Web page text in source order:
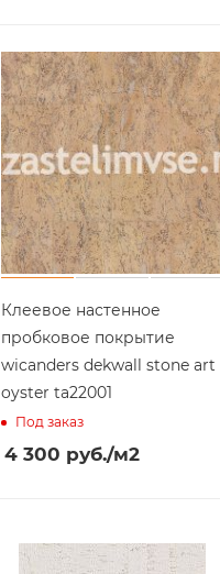
Клеевое настенное
пробковое покрытие
wicanders dekwall stone art
oyster ta22001
Под заказ
4 300 руб./м2